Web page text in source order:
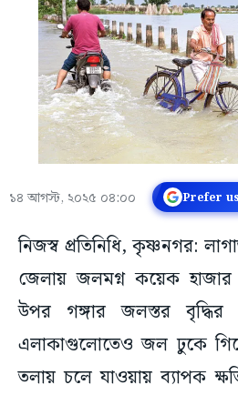
১৪ আগস্ট, ২০২৫ ০৪:০০ Prefer
নিজস্ব প্রতিনিধি, কৃষ্ণনগর:
জেলায় জলমগ্ন কয়েক হাজার
উপর গঙ্গার জলস্তর বৃদ্ধির
এলাকাগুলোতেও জল ঢুকে
তলায় চলে যাওয়ায় ব্যাপক